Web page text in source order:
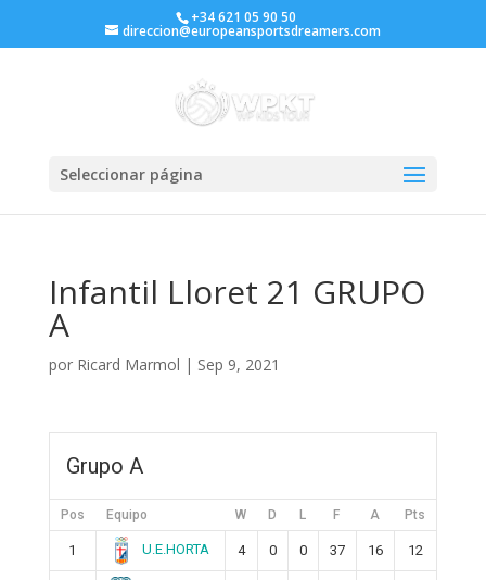
+34 621 05 90 50
direccion@europeansportsdreamers.com
Seleccionar página
Infantil Lloret 21 GRUPO
A
por Ricard Marmol | Sep 9, 2021
Grupo A
Pos Equipo W D L F A Pts
1 U.E.HORTA 4 0 0 37 16 12